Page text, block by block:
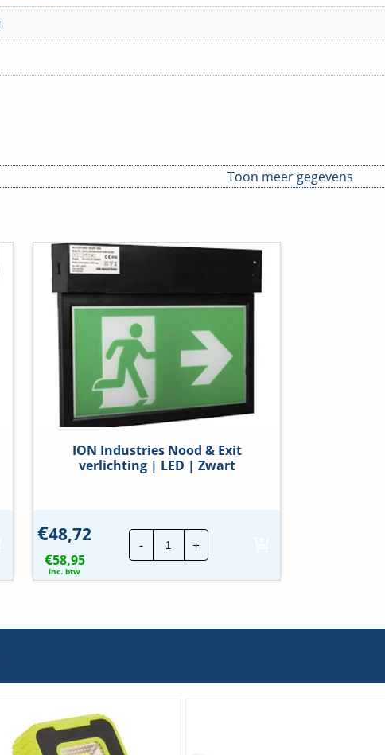
Toon meer gegevens
ION Industries Nood & Exit
verlichting | LED | Zwart
€48,72
€58,95
inc. btw
-
ION
Industries
Nood
Exit
+